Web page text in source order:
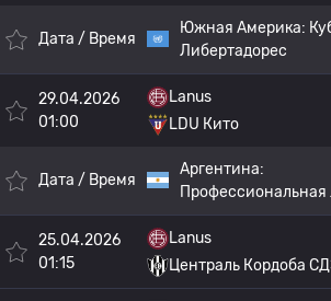
Дата / Время
Южная Америка:
Либертадорес
29.04.2026
01:00
Lanus
LDU Кито
Дата / Время
Аргентина:
Профессиональная
25.04.2026
01:15
Lanus
Централь Кордоба